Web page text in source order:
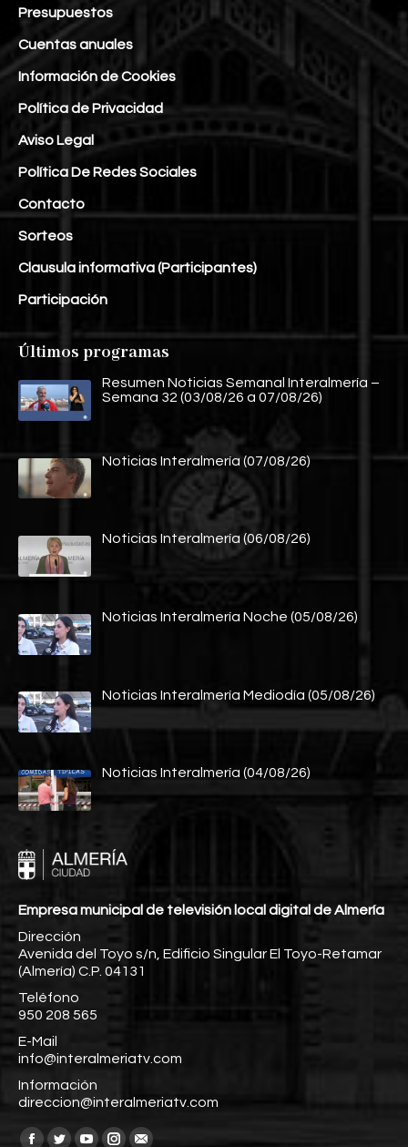
Presupuestos
Cuentas anuales
Información de Cookies
Política de Privacidad
Aviso Legal
Política De Redes Sociales
Contacto
Sorteos
Clausula informativa (Participantes)
Participación
Últimos programas
Resumen Noticias Semanal Interalmería –
Semana 32 (03/08/26 a 07/08/26)
Noticias Interalmería (07/08/26)
Noticias Interalmería (06/08/26)
Noticias Interalmería Noche (05/08/26)
Noticias Interalmería Mediodía (05/08/26)
Noticias Interalmería (04/08/26)
Empresa municipal de televisión local digital de Almería
Dirección
Avenida del Toyo s/n, Edificio Singular El Toyo-Retamar
(Almería) C.P. 04131
Teléfono
950 208 565
E-Mail
info@interalmeriatv.com
Información
direccion@interalmeriatv.com
Encuéntranos en: